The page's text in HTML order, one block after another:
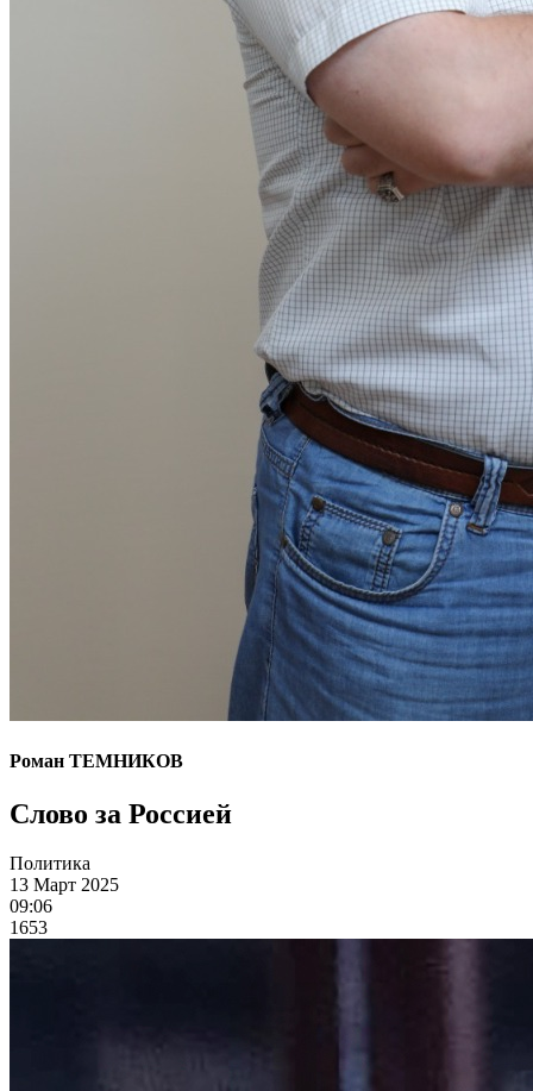
Роман ТЕМНИКОВ
Слово за Россией
Политика
13 Март 2025
09:06
1653